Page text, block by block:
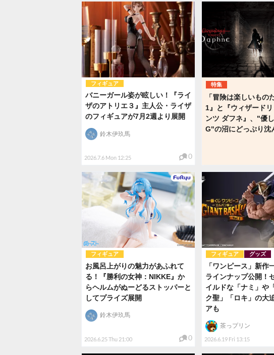
フィギュア
バニーガール姿が眩しい！『ライ
ザのアトリエ３』主人公・ライザ
のフィギュアが7月2週より展開
2026.7.6 Mon 12:25
鈴木伊玖馬
0
特集
「冒険は楽しいもの
1』と『ウィザード
ンツ ダフネ』、"優
G"の沼にどっぷり沈
フィギュア
お風呂上がりの魅力があふれて
る！『勝利の女神：NIKKE』か
らヘルムがぬーどるストッパーと
してプライズ展開
2026.6.25 Thu 21:00
鈴木伊玖馬
0
フィギュア グッズ
「ワンピース」新作
ラインナップ公開！
イルドな「ナミ」や
ク聖」「ロキ」の大
アも
2026.6.19 Fri 13:15
茶っプリン